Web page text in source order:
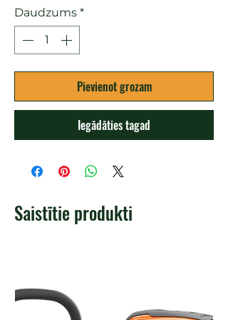
Daudzums *
Pievienot grozam
Iegādāties tagad
Saistītie produkti